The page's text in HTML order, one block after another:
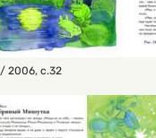
2006, с.32